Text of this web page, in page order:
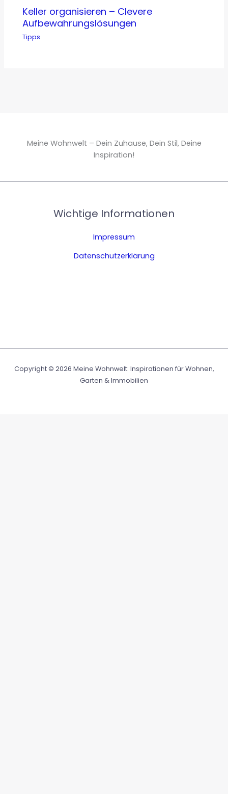
Keller organisieren – Clevere
Aufbewahrungslösungen
Tipps
Meine Wohnwelt – Dein Zuhause, Dein Stil, Deine
Inspiration!
Wichtige Informationen
Impressum
Datenschutzerklärung
Copyright © 2026 Meine Wohnwelt: Inspirationen für Wohnen,
Garten & Immobilien